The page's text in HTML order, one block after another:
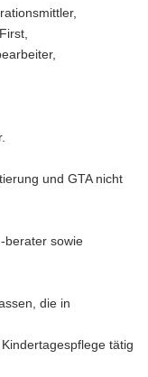
und GTA nicht
berater sowie
die in
tätig